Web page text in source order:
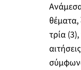
τρία